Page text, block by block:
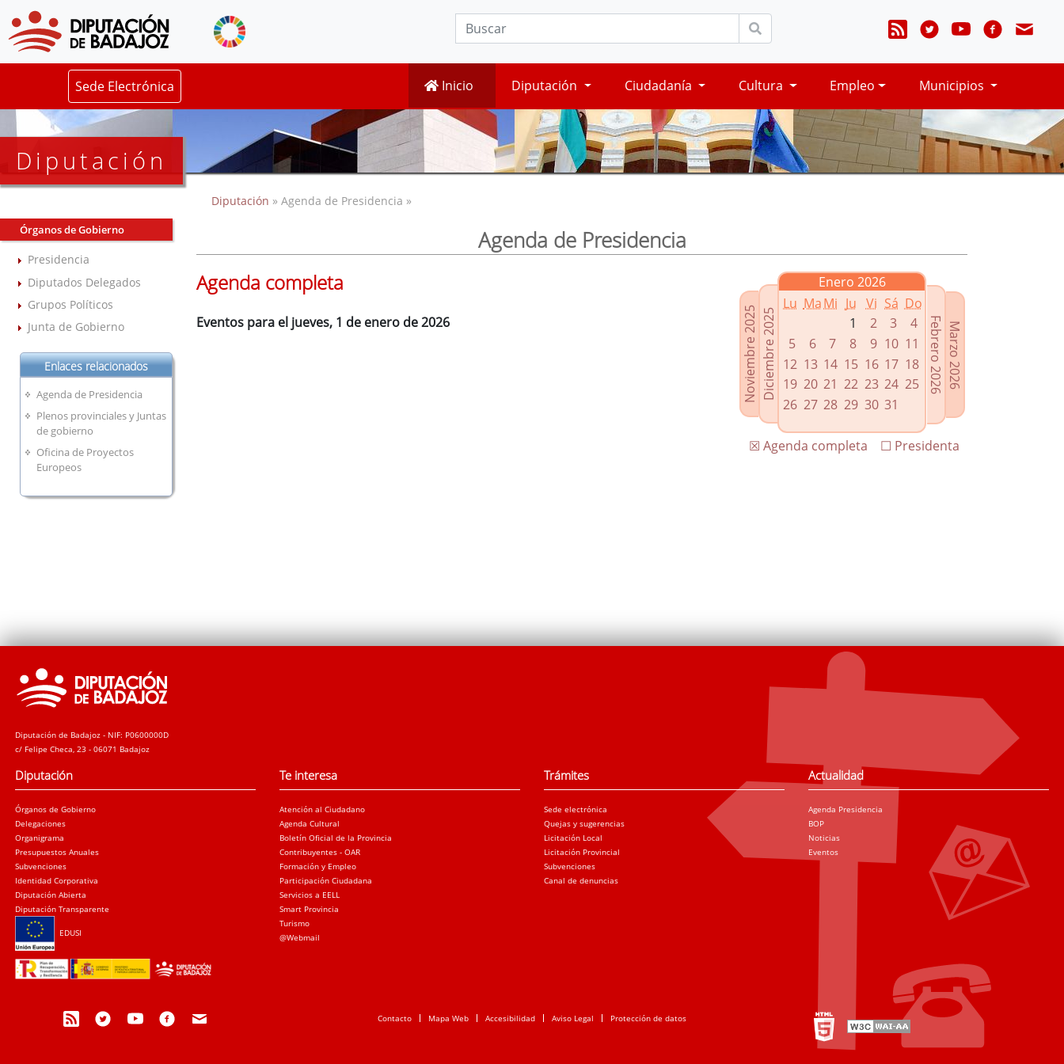
Sede Electrónica Inicio Diputación Ciudadanía Cultura Empleo Municipios
Diputación
Órganos de Gobierno
Presidencia
Diputados Delegados
Grupos Políticos
Junta de Gobierno
Enlaces relacionados
Agenda de Presidencia
Plenos provinciales y Juntas
de gobierno
Oficina de Proyectos
Europeos
Diputación » Agenda de Presidencia »
Agenda de Presidencia
Noviembre 2025Diciembre 2025
Enero 2026
Lu MaMi Ju Vi Sá Do
1
2 3
4
5
6 7 8 9 10 11
12 13 14 15 16 17 18
19 20 21 22 23 24 25
26 27 28 29 30 31
Marzo 2026
Febrero 2026
☐ Presidenta
☒ Agenda completa
Agenda completa
Eventos para el jueves, 1 de enero de 2026
Diputación de Badajoz - NIF: P0600000D
c/ Felipe Checa, 23 - 06071 Badajoz
Diputación
Órganos de Gobierno
Delegaciones
Organigrama
Presupuestos Anuales
Subvenciones
Identidad Corporativa
Diputación Abierta
Diputación Transparente
EDUSI
Te interesa
Atención al Ciudadano
Agenda Cultural
Boletín Oficial de la Provincia
Contribuyentes - OAR
Formación y Empleo
Participación Ciudadana
Servicios a EELL
Smart Provincia
Turismo
@Webmail
Trámites
Sede electrónica
Quejas y sugerencias
Licitación Local
Licitación Provincial
Subvenciones
Canal de denuncias
Actualidad
Agenda Presidencia
BOP
Noticias
Eventos
Contacto Mapa Web Accesibilidad Aviso Legal Protección de datos